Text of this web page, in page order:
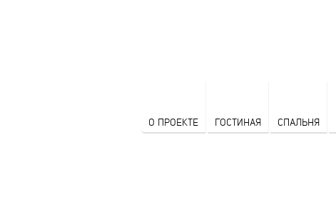
О ПРОЕКТЕ ГОСТИНАЯ СПАЛЬНЯ